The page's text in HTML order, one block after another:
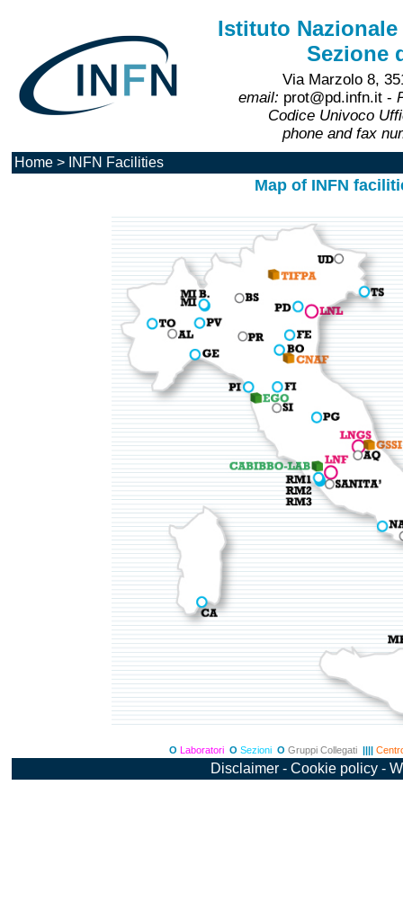
Istituto
Sezione
Via Marzolo 8,
email: prot@pd.infn.it -
Codice Univoco
phone and fax
Home > INFN Facilities
Map of INFN
O Laboratori O Sezioni O Gruppi Collegati ||||
Disclaimer - Cookie policy -